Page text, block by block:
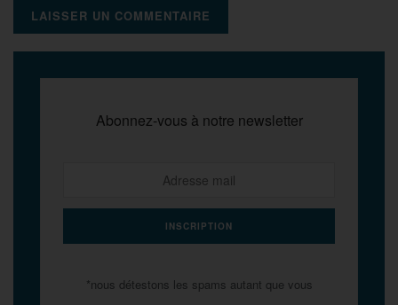
Abonnez-vous à notre newsletter
*nous détestons les spams autant que vous